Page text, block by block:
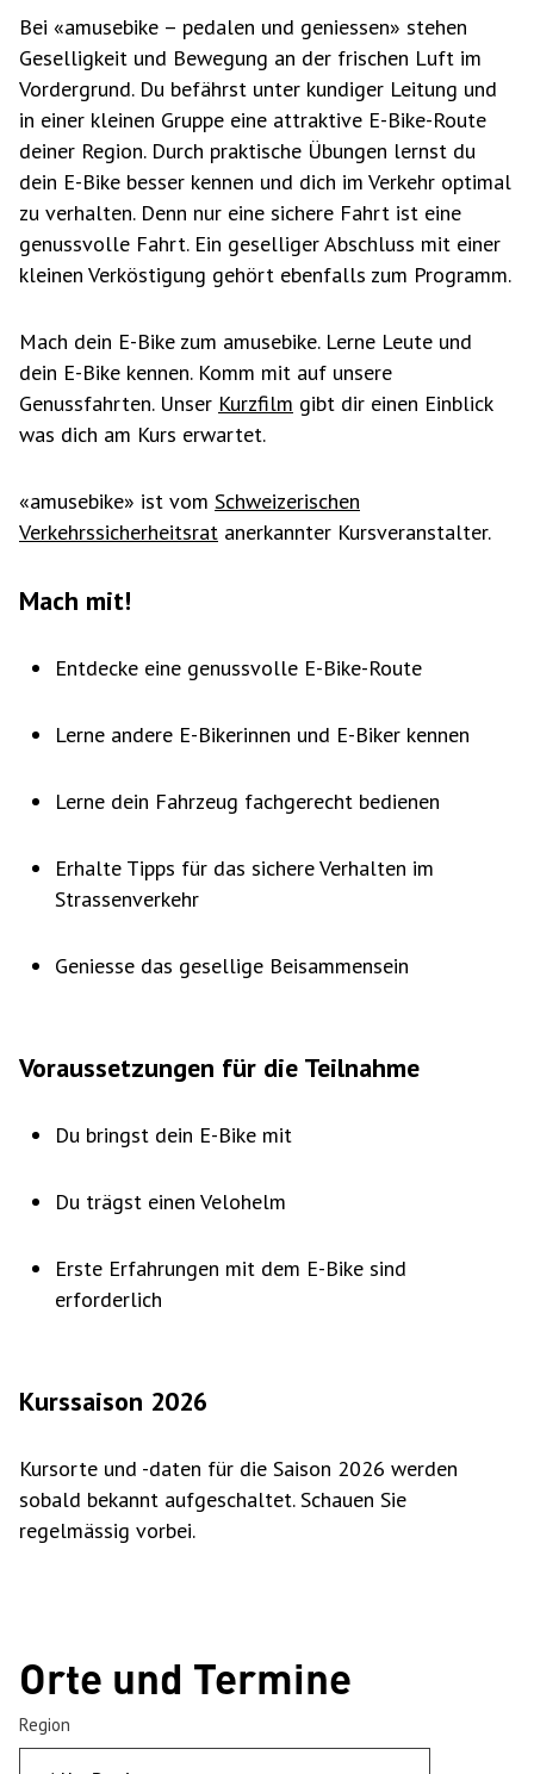
Bei «amusebike – pedalen und geniessen» stehen
Geselligkeit und Bewegung an der frischen Luft im
Vordergrund. Du befährst unter kundiger Leitung und
in einer kleinen Gruppe eine attraktive E-Bike-Route
deiner Region. Durch praktische Übungen lernst du
dein E-Bike besser kennen und dich im Verkehr optimal
zu verhalten. Denn nur eine sichere Fahrt ist eine
genussvolle Fahrt. Ein geselliger Abschluss mit einer
kleinen Verköstigung gehört ebenfalls zum Programm.
Mach dein E-Bike zum amusebike. Lerne Leute und
dein E-Bike kennen. Komm mit auf unsere
Genussfahrten. Unser Kurzfilm gibt dir einen Einblick
was dich am Kurs erwartet.
«amusebike» ist vom Schweizerischen
Verkehrssicherheitsrat anerkannter Kursveranstalter.
Mach mit!
Entdecke eine genussvolle E-Bike-Route
Lerne andere E-Bikerinnen und E-Biker kennen
Lerne dein Fahrzeug fachgerecht bedienen
Erhalte Tipps für das sichere Verhalten im
Strassenverkehr
Geniesse das gesellige Beisammensein
Voraussetzungen für die Teilnahme
Du bringst dein E-Bike mit
Du trägst einen Velohelm
Erste Erfahrungen mit dem E-Bike sind
erforderlich
Kurssaison 2026
Kursorte und -daten für die Saison 2026 werden
sobald bekannt aufgeschaltet. Schauen Sie
regelmässig vorbei.
Orte und Termine
Region